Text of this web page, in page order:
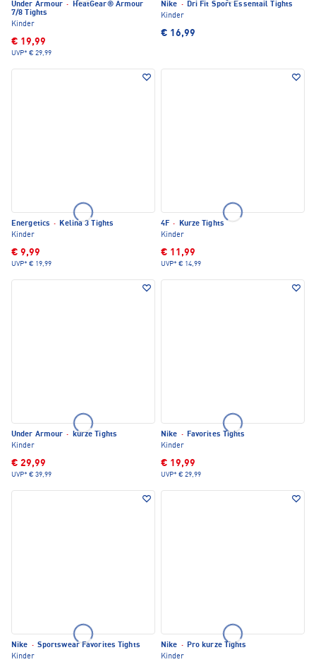
Under Armour ·
HeatGear® Armour
7/8 Tights
Kinder
€ 19,99
UVP* € 29,99
Nike · Dri Fit Sport Essentail Tights
Kinder
€ 16,99
Energetics · Kelina 3 Tights
Kinder
€ 9,99
UVP* € 19,99
4F ·
Kurze Tights
Kinder
€ 11,99
UVP* € 14,99
Under Armour · kurze Tights
Kinder
€ 29,99
UVP* € 39,99
Nike · Favorites Tights
Kinder
€ 19,99
UVP* € 29,99
Nike · Sportswear Favorites Tights
Kinder
Nike · Pro kurze Tights
Kinder